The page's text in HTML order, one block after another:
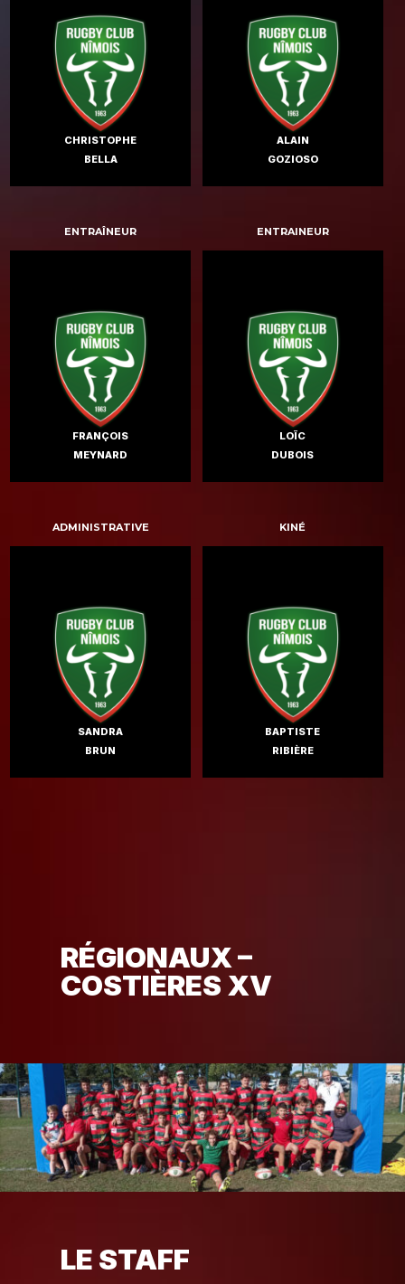
CHRISTOPHE
BELLA
ALAIN
GOZIOSO
ENTRAÎNEUR
FRANÇOIS
MEYNARD
ENTRAINEUR
LOÏC
DUBOIS
ADMINISTRATIVE
SANDRA
BRUN
KINÉ
BAPTISTE
RIBIÈRE
RÉGIONAUX –
COSTIÈRES XV
LE STAFF